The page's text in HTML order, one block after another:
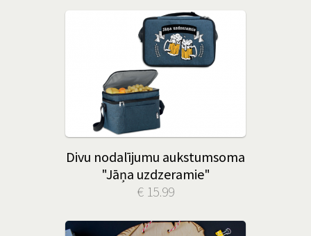
Divu nodalījumu aukstumsoma
"Jāņa uzdzeramie"
€ 15.99